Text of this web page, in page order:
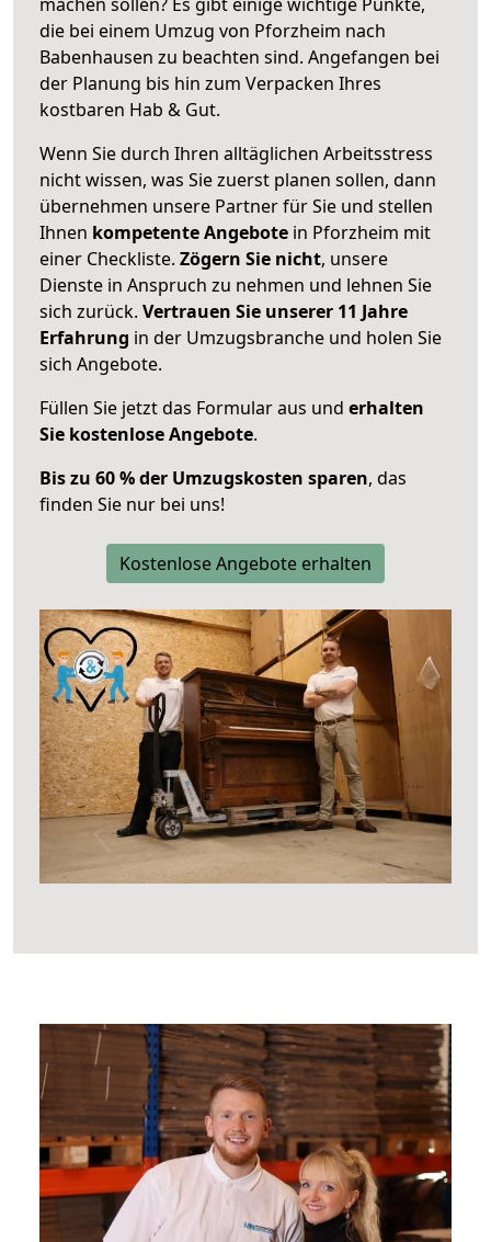
die bei einem Umzug von Pforzheim nach
Babenhausen zu beachten sind. Angefangen bei
der Planung bis hin zum Verpacken Ihres
kostbaren Hab & Gut.
Wenn Sie durch Ihren alltäglichen Arbeitsstress
nicht wissen, was Sie zuerst planen sollen, dann
übernehmen unsere Partner für Sie und stellen
Ihnen kompetente Angebote in Pforzheim mit
einer Checkliste. Zögern Sie nicht, unsere
Dienste in Anspruch zu nehmen und lehnen Sie
sich zurück. Vertrauen Sie unserer 11 Jahre
Erfahrung in der Umzugsbranche und holen Sie
sich Angebote.
Füllen Sie jetzt das Formular aus und erhalten
Sie kostenlose Angebote.
Bis zu 60 % der Umzugskosten sparen, das
finden Sie nur bei uns!
Kostenlose Angebote erhalten